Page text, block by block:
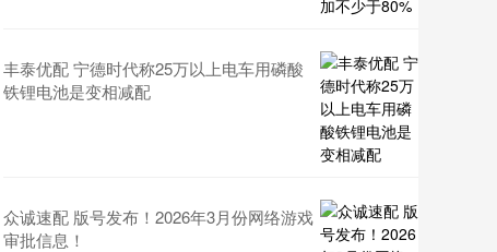
丰泰优配 宁德时代称25万以上电车用磷酸
铁锂电池是变相减配
众诚速配 版号发布！2026年3月份网络游戏
审批信息！